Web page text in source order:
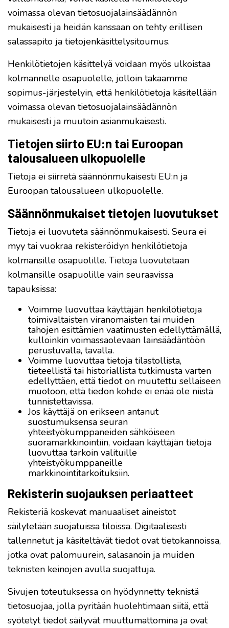
voimassa olevan tietosuojalainsäädännön
mukaisesti ja heidän kanssaan on tehty erillisen
salassapito ja tietojenkäsittelysitoumus.
Henkilötietojen käsittelyä voidaan myös ulkoistaa
kolmannelle osapuolelle, jolloin takaamme
sopimus-järjestelyin, että henkilötietoja käsitellään
voimassa olevan tietosuojalainsäädännön
mukaisesti ja muutoin asianmukaisesti.
Tietojen siirto EU:n tai Euroopan
talousalueen ulkopuolelle
Tietoja ei siirretä säännönmukaisesti EU:n ja
Euroopan talousalueen ulkopuolelle.
Säännönmukaiset tietojen luovutukset
Tietoja ei luovuteta säännönmukaisesti. Seura ei
myy tai vuokraa rekisteröidyn henkilötietoja
kolmansille osapuolille. Tietoja luovutetaan
kolmansille osapuolille vain seuraavissa
tapauksissa:
Voimme luovuttaa käyttäjän henkilötietoja
toimivaltaisten viranomaisten tai muiden
tahojen esittämien vaatimusten edellyttämällä,
kulloinkin voimassaolevaan lainsäädäntöön
perustuvalla, tavalla.
Voimme luovuttaa tietoja tilastollista,
tieteellistä tai historiallista tutkimusta varten
edellyttäen, että tiedot on muutettu sellaiseen
muotoon, että tiedon kohde ei enää ole niistä
tunnistettavissa.
Jos käyttäjä on erikseen antanut
suostumuksensa seuran
yhteistyökumppaneiden sähköiseen
suoramarkkinointiin, voidaan käyttäjän tietoja
luovuttaa tarkoin valituille
yhteistyökumppaneille
markkinointitarkoituksiin.
Rekisterin suojauksen periaatteet
Rekisteriä koskevat manuaaliset aineistot
säilytetään suojatuissa tiloissa. Digitaalisesti
tallennetut ja käsiteltävät tiedot ovat tietokannoissa,
jotka ovat palomuurein, salasanoin ja muiden
teknisten keinojen avulla suojattuja.
Sivujen toteutuksessa on hyödynnetty teknistä
tietosuojaa, jolla pyritään huolehtimaan siitä, että̈
syötetyt tiedot säilyvät muuttumattomina ja ovat